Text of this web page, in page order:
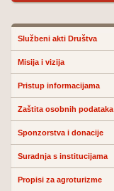
Službeni akti Društva
Misija i vizija
Pristup informacijama
Zaštita osobnih podataka
Sponzorstva i donacije
Suradnja s institucijama
Propisi za agroturizme